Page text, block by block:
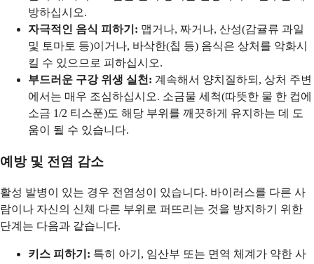
방하십시오.
자극적인 음식 피하기: 맵거나, 짜거나, 산성(감귤류 과일
및 토마토 등)이거나, 바삭한(칩 등) 음식은 상처를 악화시
킬 수 있으므로 피하십시오.
부드러운 구강 위생 실천: 계속해서 양치질하되, 상처 주변
에서는 매우 조심하십시오. 소금물 세척(따뜻한 물 한 컵에
소금 1/2 티스푼)도 해당 부위를 깨끗하게 유지하는 데 도
움이 될 수 있습니다.
예방 및 전염 감소
활성 발병이 있는 경우 전염성이 있습니다. 바이러스를 다른 사
람이나 자신의 신체 다른 부위로 퍼뜨리는 것을 방지하기 위한
단계는 다음과 같습니다.
키스 피하기: 특히 아기, 임산부 또는 면역 체계가 약한 사